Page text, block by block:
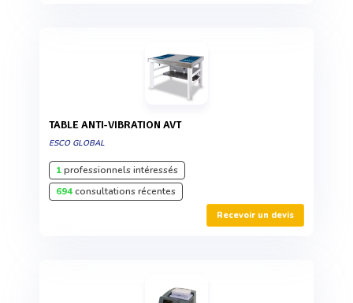
TABLE ANTI-VIBRATION AVT
ESCO GLOBAL
1professionnels intéressés
694consultations récentes
Recevoir un devis